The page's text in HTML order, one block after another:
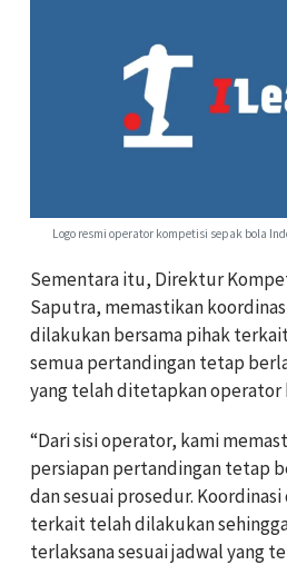
Logo resmi operator kompetisi sepak bola
Sementara itu, Direktur
Saputra, memastikan
dilakukan bersama pihak
semua pertandingan tetap
yang telah ditetapkan operator
“Dari sisi operator, kami
persiapan pertandingan tetap
dan sesuai prosedur.
terkait telah dilakukan
terlaksana sesuai jadwal yang